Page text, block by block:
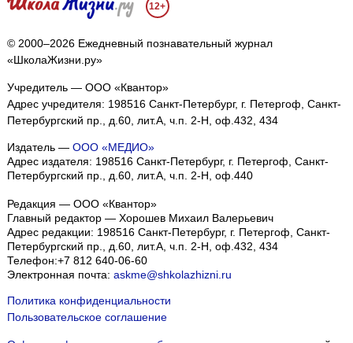
12+
© 2000–2026 Ежедневный познавательный журнал
«ШколаЖизни.ру»
Учредитель — ООО «Квантор»
Адрес учредителя: 198516 Санкт-Петербург, г. Петергоф, Санкт-
Петербургский пр., д.60, лит.А, ч.п. 2-Н, оф.432, 434
Издатель — ООО «МЕДИО»
Адрес издателя: 198516 Санкт-Петербург, г. Петергоф, Санкт-
Петербургский пр., д.60, лит.А, ч.п. 2-Н, оф.440
Редакция — ООО «Квантор»
Главный редактор — Хорошев Михаил Валерьевич
Адрес редакции: 198516 Санкт-Петербург, г. Петергоф, Санкт-
Петербургский пр., д.60, лит.А, ч.п. 2-Н, оф.432, 434
Телефон:+7 812 640-06-60
Электронная почта: askme@shkolazhizni.ru
Политика конфиденциальности
Пользовательское соглашение